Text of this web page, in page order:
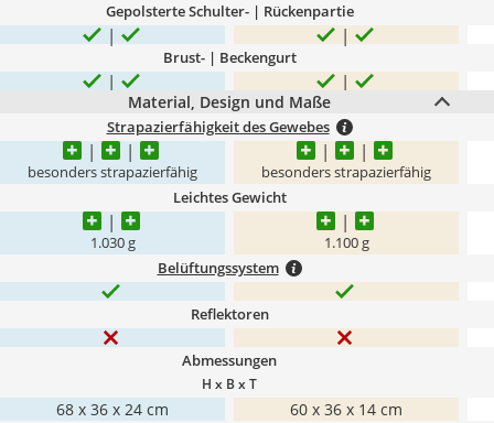
Gepolsterte Schulter- | Rückenpartie
Brust- | Beckengurt
Material, Design und Maße
Strapazierfähigkeit des Gewebes
besonders strapazierfähig besonders strapazierfähig
Leichtes Gewicht
1.030 g 1.100 g
Belüftungssystem
Reflektoren
Abmessungen
H x B x T
68 x 36 x 24 cm 60 x 36 x 14 cm